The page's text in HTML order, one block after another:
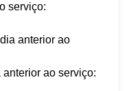
serviço:
anterior ao
ao serviço: